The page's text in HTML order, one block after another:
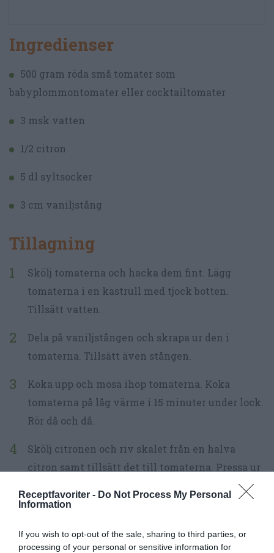
Receptfavoriter - Do Not Process My Personal
Information
If you wish to opt-out of the sale, sharing to third parties, or
processing of your personal or sensitive information for
Ingredienser
500 gram röda små tomater som
babyplommontomater eller cocktailtomater
3 msk vatten
1/2 citron
5 dl syltsocker
3 cm vaniljstång
Tillagning
Skölj tomaterna och hacka dem fint. Lägg
tomaterna i en kastrull med tjock botten.
Tillsätt vatten.
Dela på vaniljstången och skrapa ur den i
tomaterna. Tillsätt även stången.
Koka upp och mosa ihop tomaterna. Koka
tomaterna på låg värme i 15 minuter under lock.
Rör då och då.
Skölj citronen och riv skalet från en halva
citron samt tillsätt det till tomaterna. Pressa ur
ytterligare 15 minuter på medelvärme.